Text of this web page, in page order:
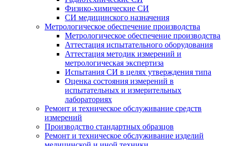
Физико-химические СИ
СИ медицинского назначения
Метрологическое обеспечение производства
Метрологическое обеспечение производства
Аттестация испытательного оборудования
Аттестация методик измерений и
метрологическая экспертиза
Испытания СИ в целях утверждения типа
Оценка состояния измерений в
испытательных и измерительных
лабораториях
Ремонт и техническое обслуживание средств
измерений
Производство стандартных образцов
Ремонт и техническое обслуживание изделий